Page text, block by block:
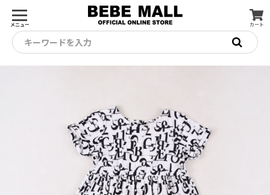
メニュー カート
キーワードを入力